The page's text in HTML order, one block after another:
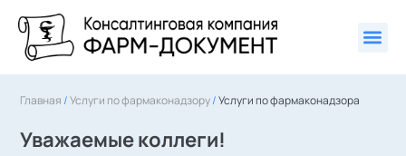
Главная/Услуги по фармаконадзору/Услуги по фармаконадзора
Уважаемые коллеги!